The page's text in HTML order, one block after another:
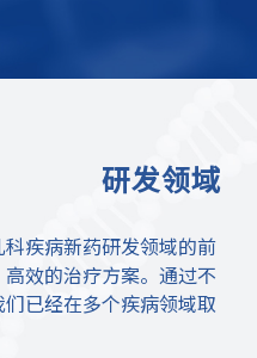
研发领域
疾病新药研发领域的前
效的治疗方案。通过不
已经在多个疾病领域取